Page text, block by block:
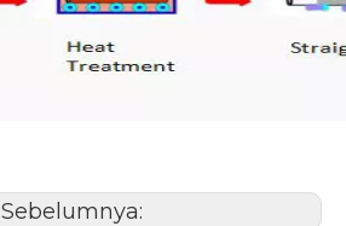
Sebelumnya: